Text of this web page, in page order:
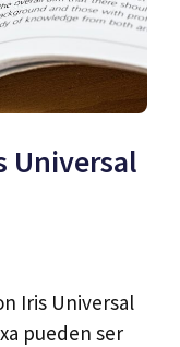
Universal
Iris Universal
pueden ser